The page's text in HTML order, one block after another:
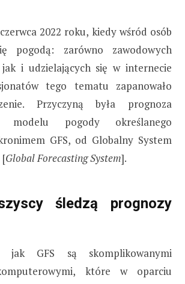
2022 roku, kiedy wśród osób
pogodą: zarówno zawodowych
i udzielających się w internecie
tego tematu zapanowało
Przyczyną była prognoza
modelu pogody określanego
GFS, od Globalny System
[Global Forecasting System].
śledzą prognozy
jak GFS są skomplikowanymi
które w oparciu